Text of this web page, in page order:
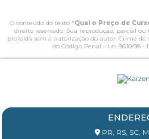
O conteúdo do texto "Qual o Preço de
direito reservado. Sua reprodução, parcial
proibida sem a autorização do autor. Crime de
do Código Penal – Lei 9610/98 -
PR, RS, SC,